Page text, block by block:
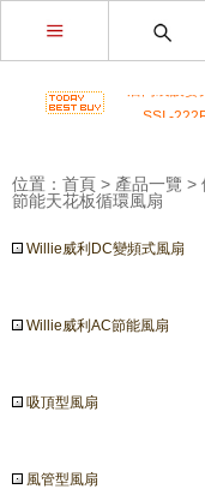
榮獲
不再害怕
SSI -
K3 Plus
唯一驗
不再害怕
開咖啡店不
位置： 首頁 > 產品一覽 >
節能天花板循環風扇
Willie威利DC變頻式風扇
Willie威利AC節能風扇
吸頂型風扇
風管型風扇